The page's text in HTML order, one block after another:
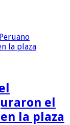
el
la plaza